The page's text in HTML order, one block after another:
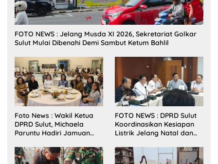
FOTO NEWS : Jelang Musda XI 2026, Sekretariat Golkar
Sulut Mulai Dibenahi Demi Sambut Ketum Bahlil
Foto News : Wakil Ketua
DPRD Sulut, Michaela
Paruntu Hadiri Jamuan
Sulut Bersama Wamenkes
RI
FOTO NEWS : DPRD Sulut
Koordinasikan Kesiapan
Listrik Jelang Natal dan